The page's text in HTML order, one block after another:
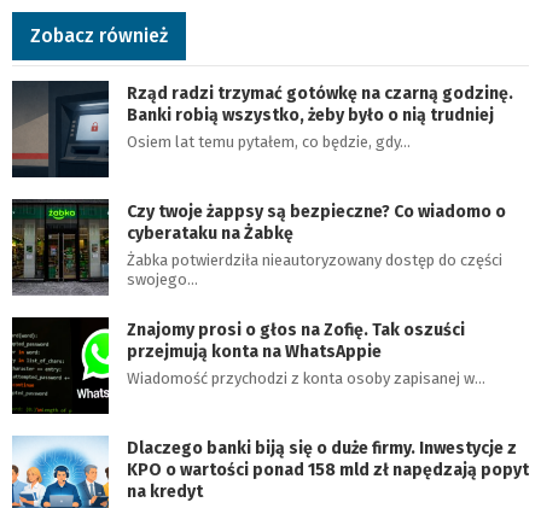
Zobacz również
Rząd radzi trzymać gotówkę na czarną godzinę.
Banki robią wszystko, żeby było o nią trudniej
Osiem lat temu pytałem, co będzie, gdy…
Czy twoje żappsy są bezpieczne? Co wiadomo o
cyberataku na Żabkę
Żabka potwierdziła nieautoryzowany dostęp do części
swojego…
Znajomy prosi o głos na Zofię. Tak oszuści
przejmują konta na WhatsAppie
Wiadomość przychodzi z konta osoby zapisanej w…
Dlaczego banki biją się o duże firmy. Inwestycje z
KPO o wartości ponad 158 mld zł napędzają popyt
na kredyt